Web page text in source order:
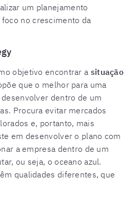
um planejamento
no crescimento da
objetivo encontrar a situação
que o melhor para uma
dentro de um
Procura evitar mercados
e, portanto, mais
em desenvolver o plano com
a empresa dentro de um
ou seja, o oceano azul.
qualidades diferentes, que